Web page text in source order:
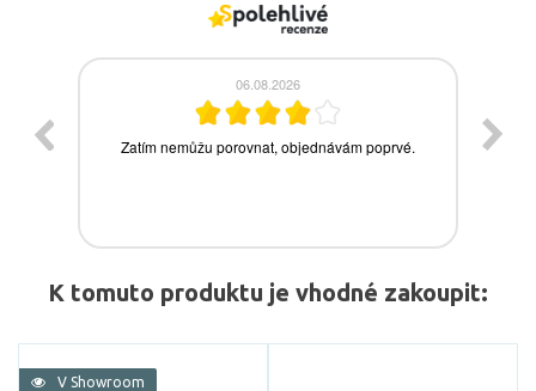
K tomuto produktu je vhodné zakoupit:
V Showroom